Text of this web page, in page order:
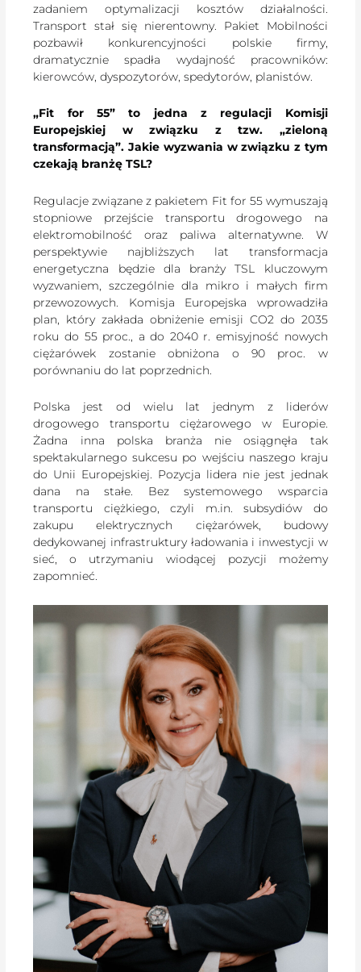
zadaniem optymalizacji kosztów działalności.
Transport stał się nierentowny. Pakiet Mobilności
pozbawił konkurencyjności polskie firmy,
dramatycznie spadła wydajność pracowników:
kierowców, dyspozytorów, spedytorów, planistów.
„Fit for 55” to jedna z regulacji Komisji
Europejskiej w związku z tzw. „zieloną
transformacją”. Jakie wyzwania w związku z tym
czekają branżę TSL?
Regulacje związane z pakietem Fit for 55 wymuszają
stopniowe przejście transportu drogowego na
elektromobilność oraz paliwa alternatywne. W
perspektywie najbliższych lat transformacja
energetyczna będzie dla branży TSL kluczowym
wyzwaniem, szczególnie dla mikro i małych firm
przewozowych. Komisja Europejska wprowadziła
plan, który zakłada obniżenie emisji CO2 do 2035
roku do 55 proc., a do 2040 r. emisyjność nowych
ciężarówek zostanie obniżona o 90 proc. w
porównaniu do lat poprzednich.
Polska jest od wielu lat jednym z liderów
drogowego transportu ciężarowego w Europie.
Żadna inna polska branża nie osiągnęła tak
spektakularnego sukcesu po wejściu naszego kraju
do Unii Europejskiej. Pozycja lidera nie jest jednak
dana na stałe. Bez systemowego wsparcia
transportu ciężkiego, czyli m.in. subsydiów do
zakupu elektrycznych ciężarówek, budowy
dedykowanej infrastruktury ładowania i inwestycji w
sieć, o utrzymaniu wiodącej pozycji możemy
zapomnieć.